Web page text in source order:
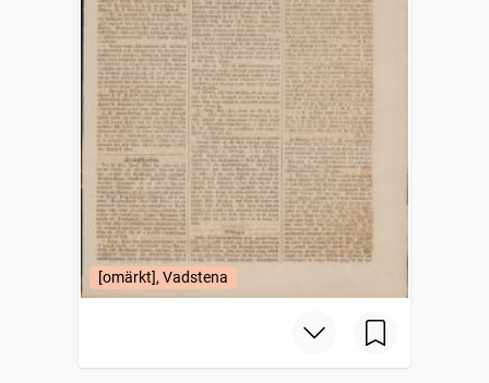
[omärkt], Vadstena